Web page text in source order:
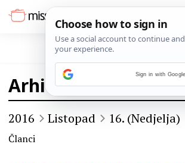
Arhiva
2016 Listopad 16. (Nedjelja)
Članci
Sign in with Google